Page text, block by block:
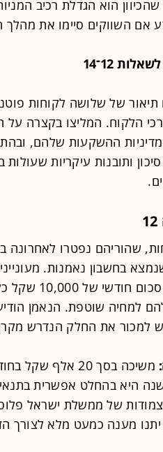
הוא הגדלת רכיב
אם השווקים סיימו את מהלך
12־14
תיאור של שלושה לקוחות
הלקוח. המליצו בקצרה
ההשקעות שלהם,
סיכון ותובנות עיקריות
בחשבון נאמנות.
למשוך
למחיה שוטפת. הנאמן
למכור את החלק הנדרש
היא בהחלט אפשרית בתנאי
של ממשלת ישראל פלוס
יתנו מענה כמעט מלא לצורך